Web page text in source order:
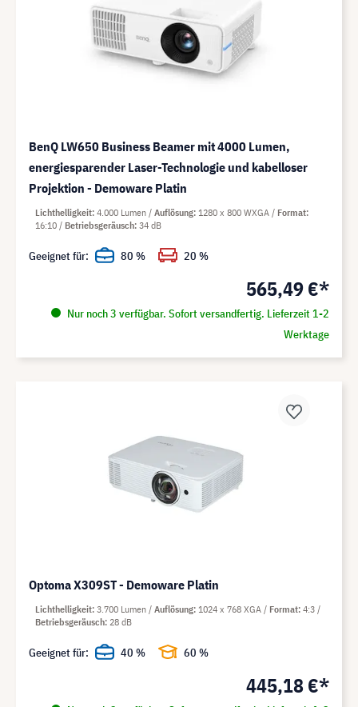
BenQ LW650 Business Beamer mit 4000 Lumen,
energiesparender Laser-Technologie und kabelloser
Projektion - Demoware Platin
565,49 €*
Nur noch 3 verfügbar. Sofort versandfertig. Lieferzeit 1-2
Werktage
Lichthelligkeit 4.000 Lumen Auflösung 1280 x 800 WXGA
Format
16:10
Betriebsgeräusch 34 dB
Geeignet für: 80 % 20 %
Optoma X309ST - Demoware Platin
445,18 €*
Lichthelligkeit 3.700 Lumen Auflösung 1024 x 768 XGA Format 4:3
Betriebsgeräusch 28 dB
Geeignet für: 40 % 60 %